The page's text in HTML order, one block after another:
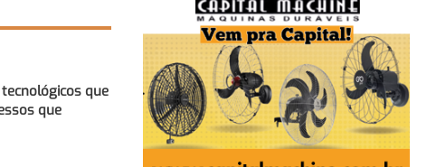
que
que